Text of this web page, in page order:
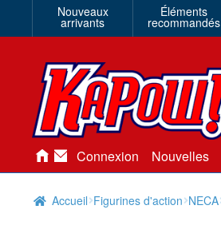
Nouveaux
arrivants
Éléments
recommandés
Connexion Nouvelles
Accueil Figurines d'action NECA